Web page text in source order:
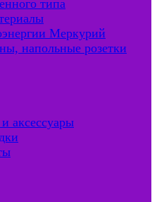
типа
Меркурий
напольные розетки